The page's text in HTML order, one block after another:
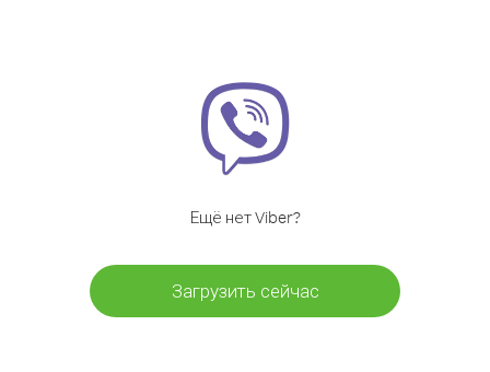
Ещё нет Viber?
Загрузить сейчас